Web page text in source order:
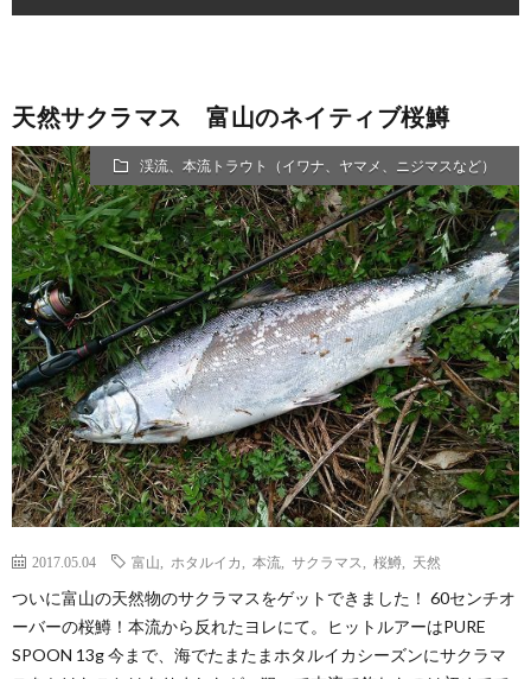
天然サクラマス 富山のネイティブ桜鱒
渓流、本流トラウト（イワナ、ヤマメ、ニジマスなど）
2017.05.04 富山 ホタルイカ 本流 サクラマス 桜鱒 天然
ついに富山の天然物のサクラマスをゲットできました！ 60センチオ
ーバーの桜鱒！本流から反れたヨレにて。ヒットルアーはPURE
SPOON 13g 今まで、海でたまたまホタルイカシーズンにサクラマ